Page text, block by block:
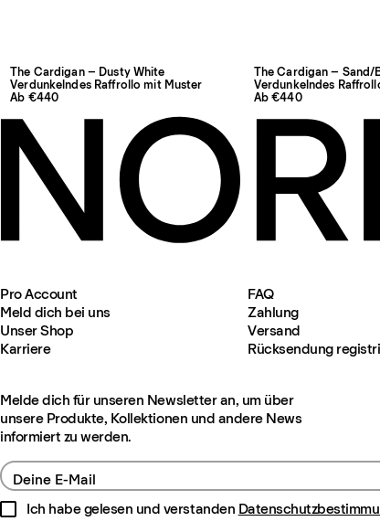
The Cardigan – Dusty White
Verdunkelndes Raffrollo mit Muster
Ab €440
The Cardigan – Sand/
Verdunkelndes
Ab €440
Pro Account
Meld dich bei uns
Unser Shop
Karriere
FAQ
Zahlung
Versand
Rücksendung
Melde dich für unseren Newsletter an, um über
unsere Produkte, Kollektionen und andere News
informiert zu werden.
Deine E-Mail
Ich habe gelesen und verstanden